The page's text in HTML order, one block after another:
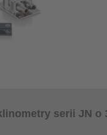
serii JN o